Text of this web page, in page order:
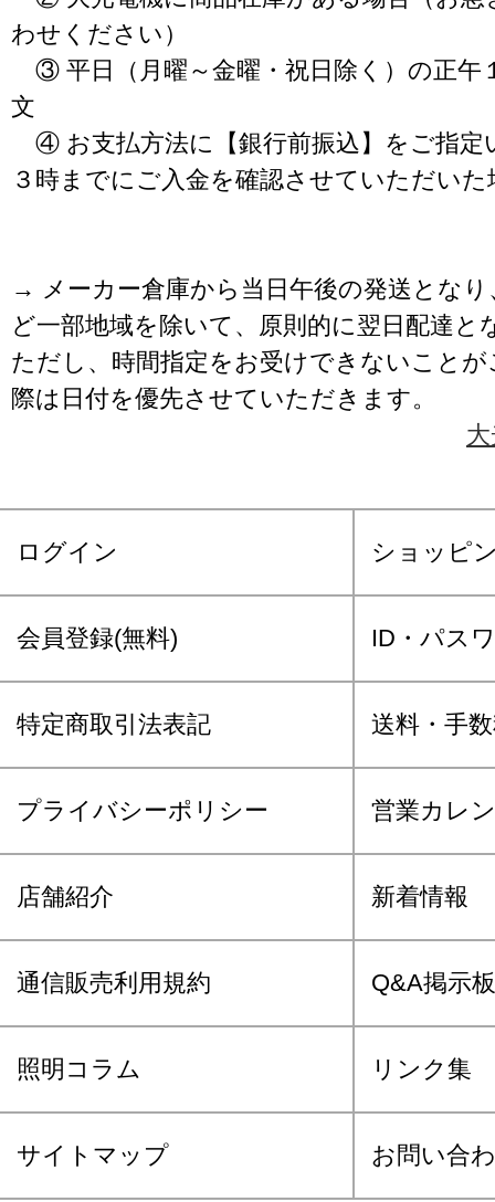
わせください）
③ 平日（月曜～金曜・祝日除く）の正午
文
④ お支払方法に【銀行前振込】をご指定
３時までにご入金を確認させていただいた
→ メーカー倉庫から当日午後の発送となり
ど一部地域を除いて、原則的に翌日配達と
ただし、時間指定をお受けできないこと
際は日付を優先させていただきます。
ログイン ショッピ
会員登録(無料) ID・パス
特定商取引法表記 送料・手
プライバシーポリシー 営業カレ
店舗紹介 新着情報
通信販売利用規約 Q&A掲示板
照明コラム リンク集
サイトマップ お問い合